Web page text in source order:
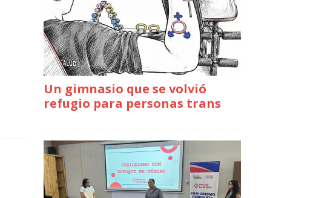
Un gimnasio que se volvió
refugio para personas trans